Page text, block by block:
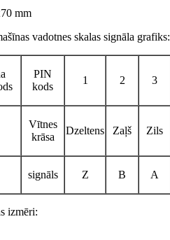
mm
vadotnes skalas signāla grafiks:
PIN
kods
1 2 3
Vītnes
krāsa
Dzeltens Zaļš Zils
signāls Z B A
izmēri: